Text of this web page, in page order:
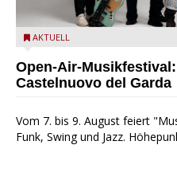
Castelnuovo del Garda: Die
AKTUELL
Open-Air-
Castelnuovo del Garda
Vom 7. bis 9. August feiert
Funk, Swing und Jazz.